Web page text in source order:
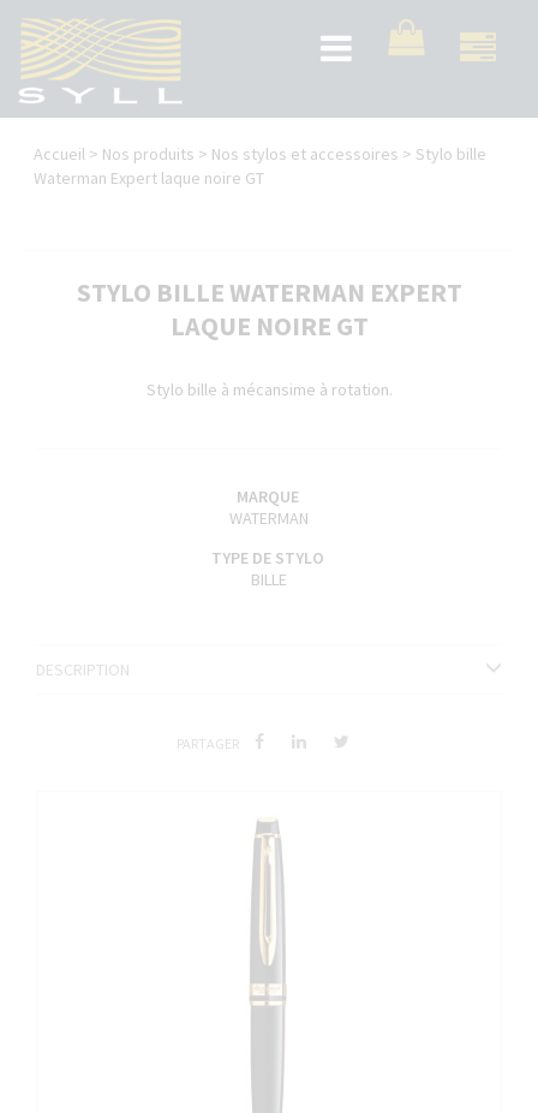
contenu
principal
Toggle
navigation
Vous
êtes
Accueil > Nos produits > Nos stylos et accessoires > Stylo bille
Waterman Expert laque noire GT
STYLO BILLE WATERMAN EXPERT
LAQUE NOIRE GT
Stylo bille à mécansime à rotation.
MARQUE
WATERMAN
TYPE DE STYLO
BILLE
DESCRIPTION
PARTAGER